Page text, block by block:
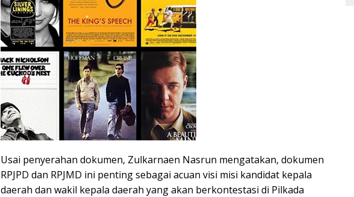
Usai penyerahan dokumen, Zulkarnaen Nasrun mengatakan, dokumen
RPJPD dan RPJMD ini penting sebagai acuan visi misi kandidat kepala
daerah dan wakil kepala daerah yang akan berkontestasi di Pilkada